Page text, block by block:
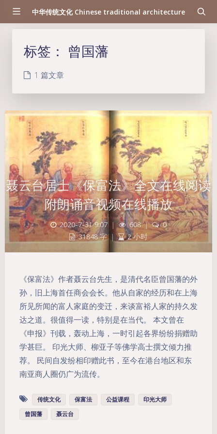
中华传统文化 Chinese traditional architecture
夜间模式
Sans Serif Serif
标签： 曾国藩
1 篇文章
聂云台居士《保富法》全文在线阅读
附朗诵音视频在线播放
2020-7-31 9:07 | 608 |
0
31848 字 | 2 小时
《保富法》作者聂云台先生，是清代名臣曾国藩的外
孙，旧上海首任商会会长。他从自家的经历和在上海
所见所闻的富人家庭的变迁，来谈富裕人家的持久发
达之道。很值得一读，特别是在当代。 本文曾在
《申报》刊载，轰动上海，一时引起各界纷纷捐赠助
学甚巨。 印光大师、柳亚子等佛学高士撰文倾力推
荐。 民间自发纷相印赠此书，至今在港台地区和东
南亚商人圈仍广为流传。
传统文化 保富法 公益课程
印光大师
曾国藩
聂云台